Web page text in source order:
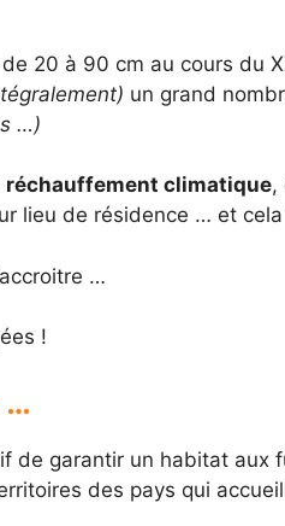
20 à 90 cm au cours du
un grand
…)
réchauffement climatique,
lieu de résidence … et cela
…
!
…
de garantir un habitat aux
des pays qui